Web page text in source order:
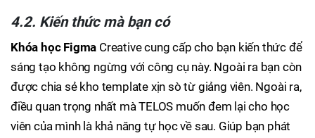
4.2. Kiến thức mà bạn có
Khóa học Figma Creative cung cấp cho bạn kiến thức để
sáng tạo không ngừng với công cụ này. Ngoài ra bạn còn
được chia sẻ kho template xịn sò từ giảng viên. Ngoài ra,
điều quan trọng nhất mà TELOS muốn đem lại cho học
viên của mình là khả năng tự học về sau. Giúp bạn phát